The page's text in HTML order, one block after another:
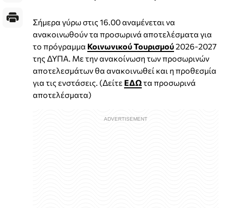
Σήμερα γύρω στις 16.00 αναμένεται να
ανακοινωθούν τα προσωρινά αποτελέσματα για
το πρόγραμμα Κοινωνικού Τουρισμού2026-2027
της ΔΥΠΑ. Με την ανακοίνωση των προσωρινών
αποτελεσμάτων θα ανακοινωθεί και η προθεσμία
για τις ενστάσεις. (Δείτε ΕΔΩτα προσωρινά
αποτελέσματα)